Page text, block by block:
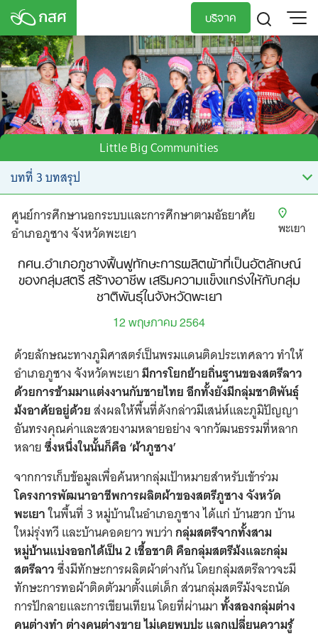
Skip
content
บริจาค
TH
Little Big Communities
ศูนย์การศึกษานอกระบบและการศึกษาตามอัธยาศัย
อำเภอภูซาง จังหวัดพะเยา
พะเยา
กศน.อำเภอภูซางฟื้นฟูทักษะการผลิตผ้าที่เป็นอัตลักษณ์
ของกลุ่มสตรี สร้างอาชีพ เสริมความแข็งแกร่งให้กับกลุ่ม
ชาติพันธุ์ในจังหวัดพะเยา
12 พฤษภาคม 2564
ด้วยลักษณะทางภูมิศาสตร์เป็นพรมแดนติดประเทศลาว ทำให้
อำเภอภูซาง จังหวัดพะเยามีการโยกย้ายถิ่นฐานของสตรีลาว
ด้วยการข้ามมาแต่งงานกับชายไทย อีกทั้งยังมีกลุ่มชาติพันธุ์
ม้งอาศัยอยู่ด้วยส่งผลให้พื้นที่ดังกล่าวมีเสน่ห์และภูมิปัญญา
อันทรงคุณค่าและสวยงามหลายอย่าง จากวัฒนธรรมที่หลาก
หลายซึ่งหนึ่งในนั้นก็คือ ‘ผ้าภูซาง’
จากการเก็บข้อมูลเพื่อค้นหากลุ่มเป้าหมายสำหรับเข้าร่วม
โครงการพัฒนาอาชีพการผลิตผ้าของสตรีภูซาง จังหวัด
พะเยาในพื้นที่ 3 หมู่บ้านในอำเภอภูซาง ได้แก่ บ้านฮวก บ้าน
ใหม่รุ่งทวี และบ้านคอดยาว พบว่ากลุ่มสตรีจากทั้งสาม
หมู่บ้านแบ่งออกได้เป็น 2 เชื้อชาติ คือกลุ่มสตรีม้งและกลุ่ม
สตรีลาวซึ่งมีทักษะการผลิตผ้าต่างกัน โดยกลุ่มสตรีลาวจะมี
ทักษะการทอผ้าติดตัวมาตั้งแต่เด็ก ส่วนกลุ่มสตรีม้งจะถนัด
การปักลายและการเขียนเทียน โดยที่ผ่านมาทั้งสองกลุ่มต่าง
คนต่างทำ ต่างคนต่างขาย ไม่เคยพบปะ แลกเปลี่ยนความรู้